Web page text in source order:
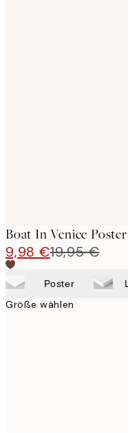
Boat In Venice Poster
9,98 €19,95 €
Poster
Größe wählen